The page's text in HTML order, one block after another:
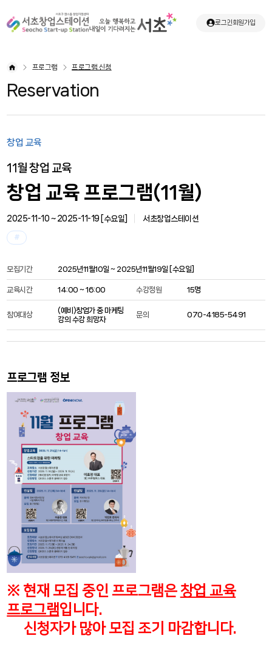
로그인회원가입
프로그램 프로그램 신청
Reservation
창업 교육
11월 창업 교육
창업 교육 프로그램(11월)
2025-11-10 ~ 2025-11-19 [ 수요일 서초창업스테이션
#
모집기간 2025년11월10일 ~ 2025년11월19일 [수요일]
교육시간 14:00 ~ 16:00 수강정원 15명
참여대상
(예비)창업가 중 마케팅
강의 수강 희망자
문의 070-4185-5491
프로그램 정보
※ 현재 모집 중인 프로그램은창업 교육
프로그램입니다.
신청자가 많아 모집 조기 마감합니다.